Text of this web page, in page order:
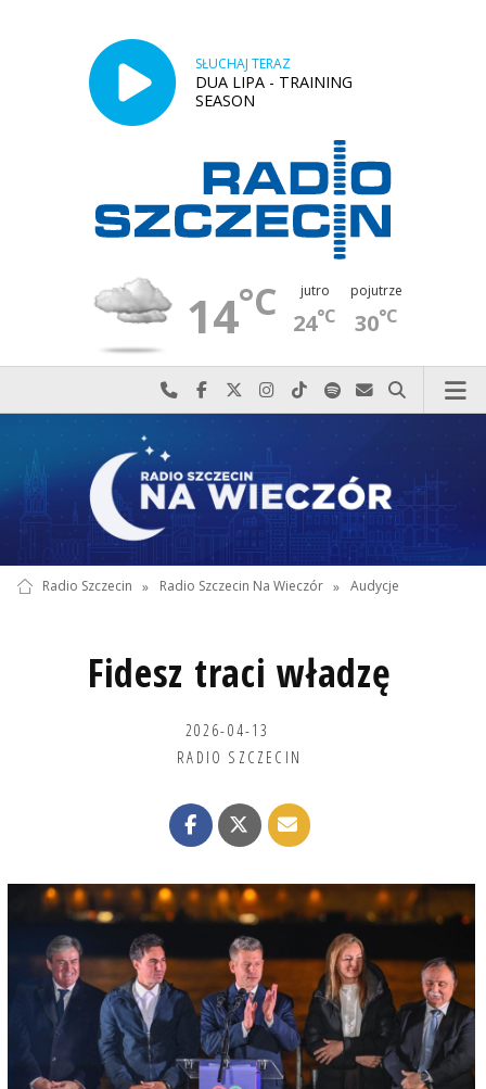
SŁUCHAJ TERAZ
DUA LIPA - TRAINING
SEASON
14°C jutro
24°C
pojutrze
30°C
Najlepiej po prostu do nas zadzwoń
Odwiedź nas na Facebook-u
Odwiedź nas na X
Odwiedź nas na Instagram-ie
Odwiedź nas na TikTok-u
Szukaj nas na Spotify
Wyślij do nas
Szukaj
Radio Szczecin » Radio Szczecin Na Wieczór » Audycje
Fidesz traci władzę
2026-04-13
RADIO SZCZECIN